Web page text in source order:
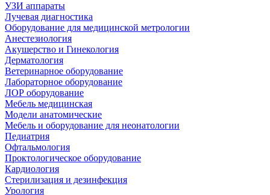
УЗИ аппараты
Лучевая диагностика
Оборудование для медицинской метрологии
Анестезиология
Акушерство и Гинекология
Дерматология
Ветеринарное оборудование
Лабораторное оборудование
ЛОР оборудование
Мебель медицинская
Модели анатомические
Мебель и оборудование для неонатологии
Педиатрия
Офтальмология
Проктологическое оборудование
Кардиология
Стерилизация и дезинфекция
Урология